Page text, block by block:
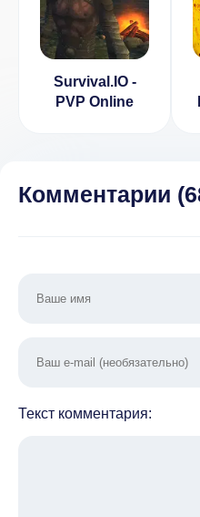
Survival.IO -
PVP Online
Комментарии (
Текст комментария: